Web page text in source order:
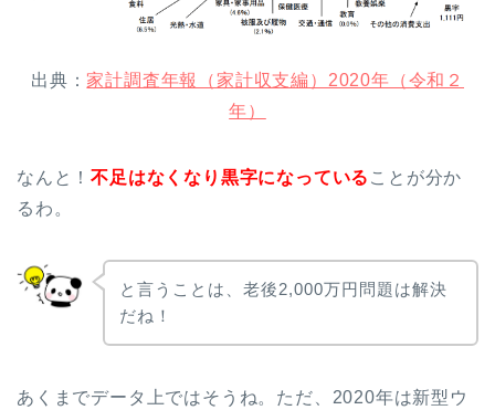
出典： 家計調査年報（家計収支編）2020年（令和２
年）
なんと！不足はなくなり黒字になっている ことが分か
るわ。
と言うことは、老後2,000万円問題は解決
だね！
あくまでデータ上ではそうね。ただ、2020年は新型ウ